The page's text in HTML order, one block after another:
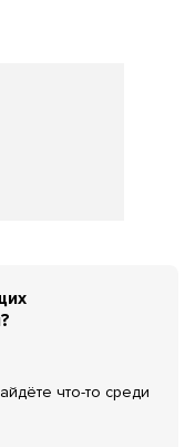
что-то среди